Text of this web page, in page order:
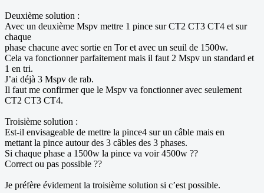
Deuxième solution :
Avec un deuxième Mspv mettre 1 pince sur CT2 CT3 CT4 et sur
chaque
phase chacune avec sortie en Tor et avec un seuil de 1500w.
Cela va fonctionner parfaitement mais il faut 2 Mspv un standard et
1 en tri.
J’ai déjà 3 Mspv de rab.
Il faut me confirmer que le Mspv va fonctionner avec seulement
CT2 CT3 CT4.
Troisième solution :
Est-il envisageable de mettre la pince4 sur un câble mais en
mettant la pince autour des 3 câbles des 3 phases.
Si chaque phase a 1500w la pince va voir 4500w ??
Correct ou pas possible ??
Je préfère évidement la troisième solution si c’est possible.